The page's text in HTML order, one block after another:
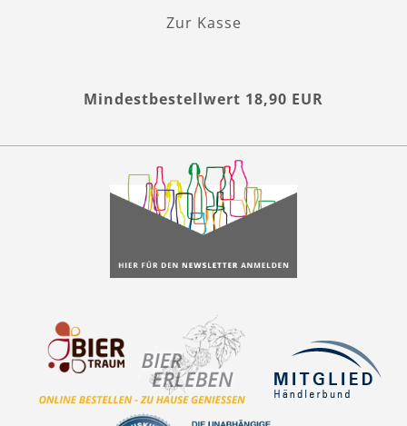
Zur Kasse
Mindestbestellwert 18,90 EUR